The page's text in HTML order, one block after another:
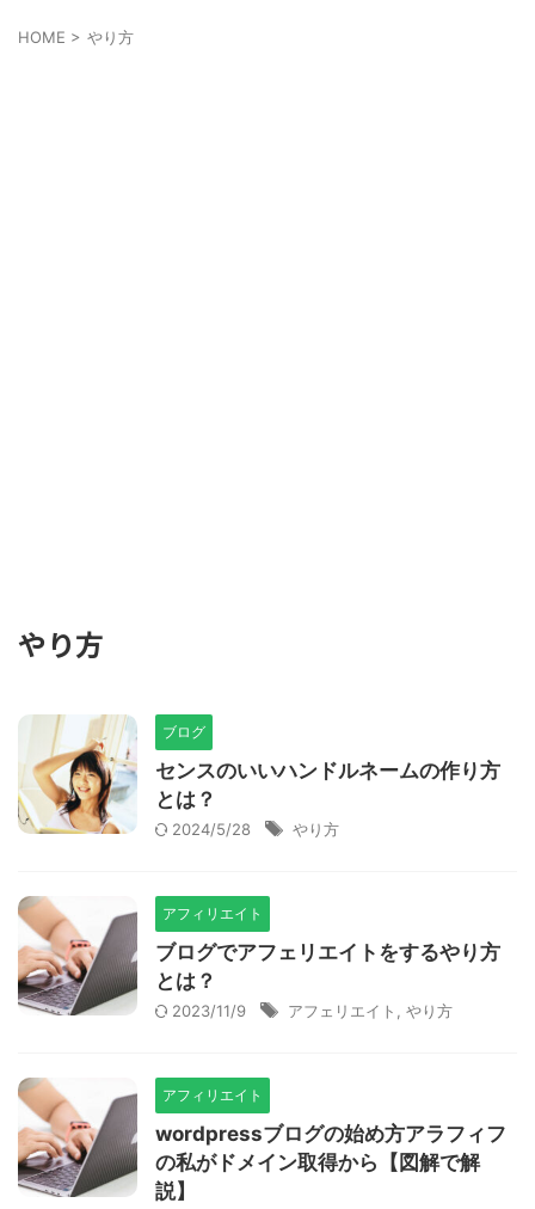
HOME > やり方
やり方
ブログ
センスのいいハンドルネームの作り方
とは？
2024/5/28 やり方
アフィリエイト
ブログでアフェリエイトをするやり方
とは？
2023/11/9 アフェリエイト やり方
アフィリエイト
wordpressブログの始め方アラフィフ
の私がドメイン取得から【図解で解
説】